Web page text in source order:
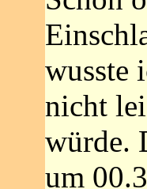
wusste
nicht
würde.
um